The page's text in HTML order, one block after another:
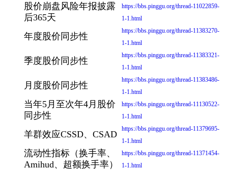
股价崩盘风险年报披露
后365天
https://bbs.pinggu.org/thread-11022859-
1-1.html
年度股价同步性
https://bbs.pinggu.org/thread-11383270-
1-1.html
季度股价同步性
https://bbs.pinggu.org/thread-11383321-
1-1.html
月度股价同步性
https://bbs.pinggu.org/thread-11383486-
1-1.html
当年5月至次年4月股价
同步性
https://bbs.pinggu.org/thread-11130522-
1-1.html
羊群效应CSSD、CSAD
https://bbs.pinggu.org/thread-11379695-
1-1.html
流动性指标（换手率、
Amihud、超额换手率）
https://bbs.pinggu.org/thread-11371454-
1-1.html